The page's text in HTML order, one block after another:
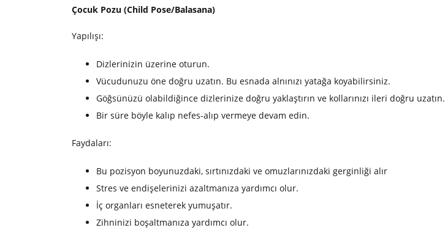
Çocuk Pozu (Child Pose/Balasana)
Yapılışı:
Dizlerinizin üzerine oturun.
Vücudunuzu öne doğru uzatın. Bu esnada alnınızı yatağa koyabilirsiniz.
Göğsünüzü olabildiğince dizlerinize doğru yaklaştırın ve kollarınızı ileri doğru uzatın.
Bir süre böyle kalıp nefes-alıp vermeye devam edin.
Faydaları:
Bu pozisyon boyunuzdaki, sırtınızdaki ve omuzlarınızdaki gerginliği alır
Stres ve endişelerinizi azaltmanıza yardımcı olur.
İç organları esneterek yumuşatır.
Zihninizi boşaltmanıza yardımcı olur.